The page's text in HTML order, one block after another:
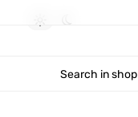
Light theme
Search in shop